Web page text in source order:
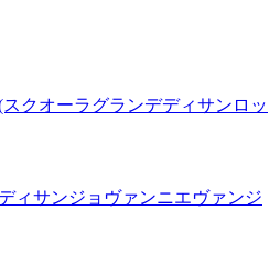
クオーラグランデディサンロッ
ィサンジョヴァンニエヴァンジ